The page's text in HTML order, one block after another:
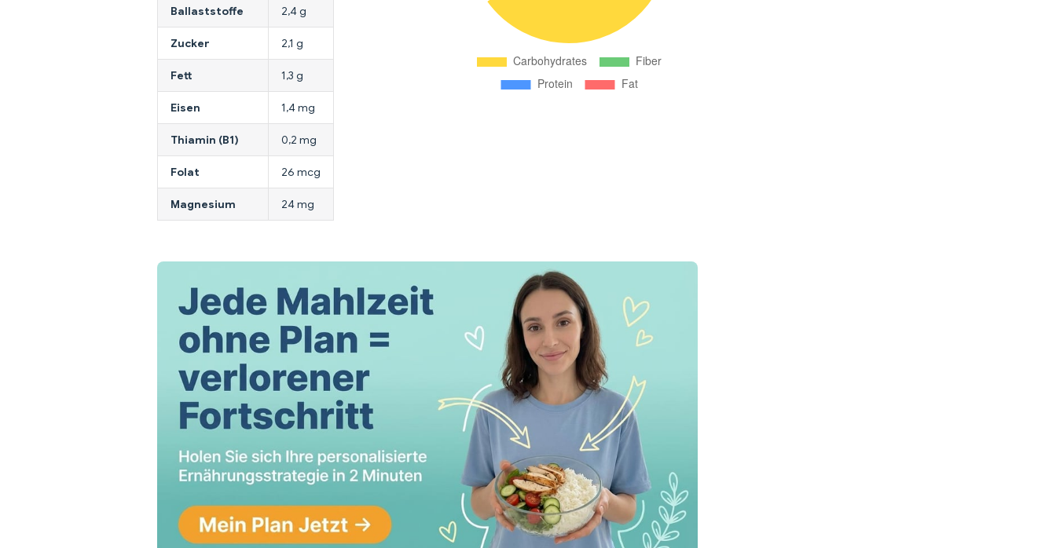
Ballaststoffe 2,4 g
Zucker 2,1 g
Fett 1,3 g
Eisen 1,4 mg
Thiamin (B1) 0,2 mg
Folat 26 mcg
Magnesium 24 mg